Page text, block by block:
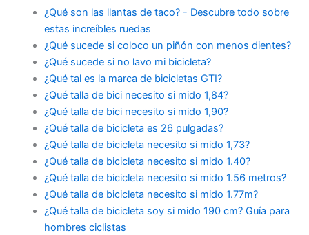
¿Qué son las llantas de taco? - Descubre todo sobre
estas increíbles ruedas
¿Qué sucede si coloco un piñón con menos dientes?
¿Qué sucede si no lavo mi bicicleta?
¿Qué tal es la marca de bicicletas GTI?
¿Qué talla de bici necesito si mido 1,84?
¿Qué talla de bici necesito si mido 1,90?
¿Qué talla de bicicleta es 26 pulgadas?
¿Qué talla de bicicleta necesito si mido 1,73?
¿Qué talla de bicicleta necesito si mido 1.40?
¿Qué talla de bicicleta necesito si mido 1.56 metros?
¿Qué talla de bicicleta necesito si mido 1.77m?
¿Qué talla de bicicleta soy si mido 190 cm? Guía para
hombres ciclistas